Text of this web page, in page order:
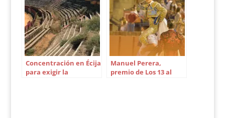
Concentración en Écija
para exigir la
Manuel Perera,
premio de Los 13 al